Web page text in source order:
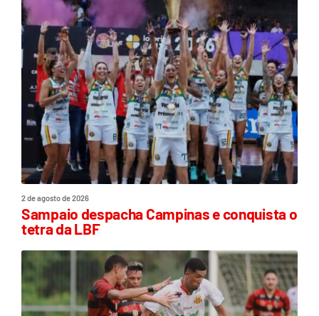
2 de agosto de 2026
Sampaio despacha Campinas e conquista o
tetra da LBF